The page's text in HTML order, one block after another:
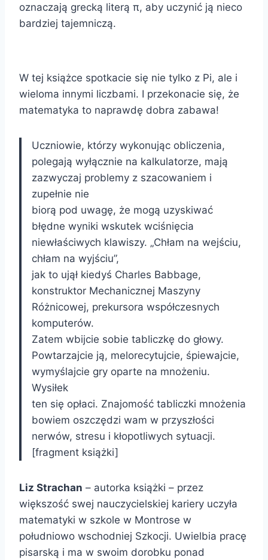
oznaczają grecką literą π, aby uczynić ją nieco
bardziej tajemniczą.
W tej książce spotkacie się nie tylko z Pi, ale i
wieloma innymi liczbami. I przekonacie się, że
matematyka to naprawdę dobra zabawa!
Uczniowie, którzy wykonując obliczenia,
polegają wyłącznie na kalkulatorze, mają
zazwyczaj problemy z szacowaniem i
zupełnie nie
biorą pod uwagę, że mogą uzyskiwać
błędne wyniki wskutek wciśnięcia
niewłaściwych klawiszy. „Chłam na wejściu,
chłam na wyjściu”,
jak to ujął kiedyś Charles Babbage,
konstruktor Mechanicznej Maszyny
Różnicowej, prekursora współczesnych
komputerów.
Zatem wbijcie sobie tabliczkę do głowy.
Powtarzajcie ją, melorecytujcie, śpiewajcie,
wymyślajcie gry oparte na mnożeniu.
Wysiłek
ten się opłaci. Znajomość tabliczki mnożenia
bowiem oszczędzi wam w przyszłości
nerwów, stresu i kłopotliwych sytuacji.
[fragment książki]
Liz Strachan – autorka książki – przez
większość swej nauczycielskiej kariery uczyła
matematyki w szkole w Montrose w
południowo wschodniej Szkocji. Uwielbia pracę
pisarską i ma w swoim dorobku ponad